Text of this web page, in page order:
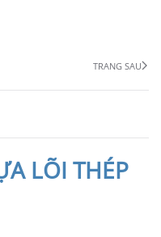
TRANG SAU
LÕI THÉP